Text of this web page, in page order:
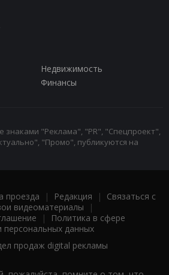
Недвижимость
Финансы
"Реклама", "PR", "Спецпроект",
"Промо", публикуются на
проезда | Редакция | Связаться с
видеоматериалы |
|
Политика в сфере
персональных данных
продаж digital рекламы